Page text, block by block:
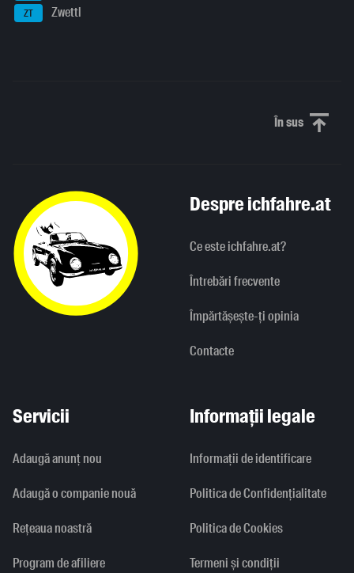
ZT Zwettl
În susDerulați
Despre ichfahre.at
Ce este ichfahre.at?
Întrebări frecvente
Împărtășește-ți opinia
Contacte
Servicii
Adaugă anunț nou
Adaugă o companie nouă
Rețeaua noastră
Program de afiliere
Informații legale
Informaţii de identificare
Politica de Confidențialitate
Politica de Cookies
Termeni și condiții